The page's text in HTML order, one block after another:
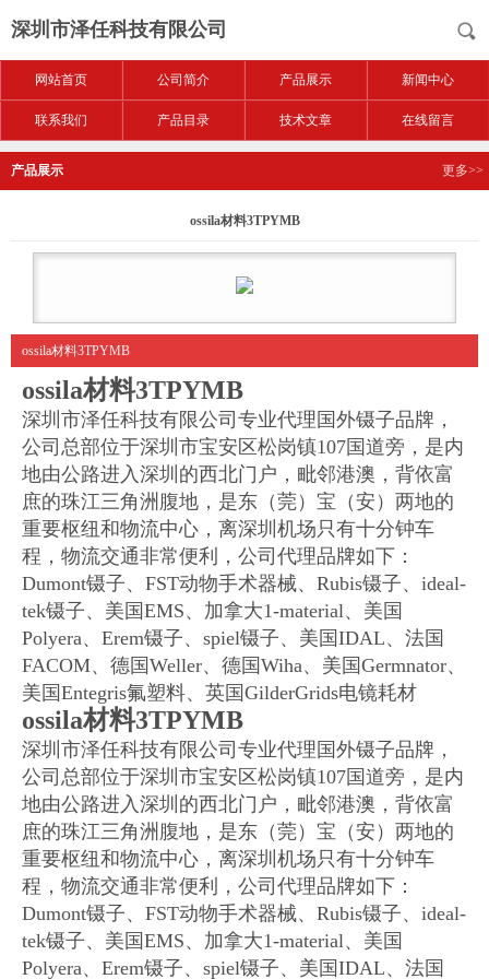
深圳市泽任科技有限公司
网站首页 公司简介 产品展示 新闻中心
联系我们 产品目录 技术文章 在线留言
产品展示 更多>>
ossila材料3TPYMB
ossila材料3TPYMB
ossila材料3TPYMB
深圳市泽任科技有限公司专业代理国外镊子品牌，
公司总部位于深圳市宝安区松岗镇107国道旁，是内
地由公路进入深圳的西北门户，毗邻港澳，背依富
庶的珠江三角洲腹地，是东（莞）宝（安）两地的
重要枢纽和物流中心，离深圳机场只有十分钟车
程，物流交通非常便利，公司代理品牌如下：
Dumont镊子、FST动物手术器械、Rubis镊子、ideal-
tek镊子、美国EMS、加拿大1-material、美国
Polyera、Erem镊子、spiel镊子、美国IDAL、法国
FACOM、德国Weller、德国Wiha、美国Germnator、
美国Entegris氟塑料、英国GilderGrids电镜耗材
ossila材料3TPYMB
深圳市泽任科技有限公司专业代理国外镊子品牌，
公司总部位于深圳市宝安区松岗镇107国道旁，是内
地由公路进入深圳的西北门户，毗邻港澳，背依富
庶的珠江三角洲腹地，是东（莞）宝（安）两地的
重要枢纽和物流中心，离深圳机场只有十分钟车
程，物流交通非常便利，公司代理品牌如下：
Dumont镊子、FST动物手术器械、Rubis镊子、ideal-
tek镊子、美国EMS、加拿大1-material、美国
Polyera、Erem镊子、spiel镊子、美国IDAL、法国